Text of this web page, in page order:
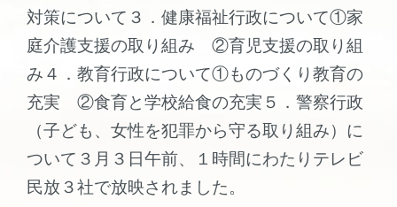
対策について３．健康福祉行政について①家
庭介護支援の取り組み ②育児支援の取り組
み４．教育行政について①ものづくり教育の
充実 ②食育と学校給食の充実５．警察行政
（子ども、女性を犯罪から守る取り組み）に
ついて３月３日午前、１時間にわたりテレビ
民放３社で放映されました。